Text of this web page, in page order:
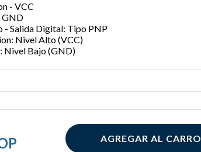
- VCC
GND
- Salida Digital: Tipo PNP
Nivel Alto (VCC)
Nivel Bajo (GND)
AGREGAR AL CARRO